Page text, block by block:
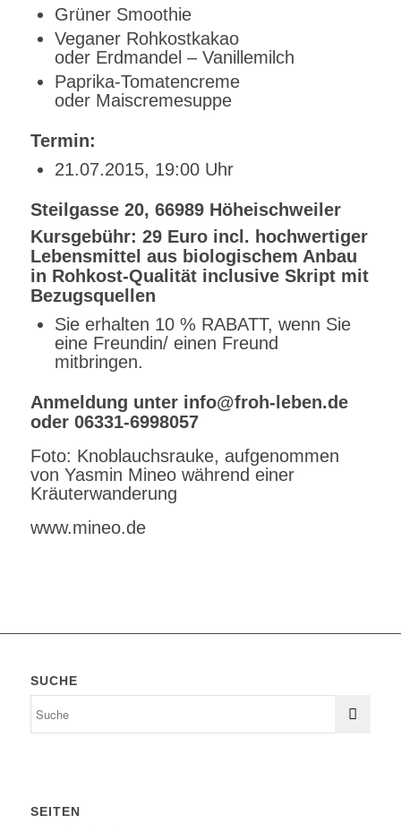
Grüner Smoothie
Veganer Rohkostkakao
oder Erdmandel – Vanillemilch
Paprika-Tomatencreme
oder Maiscremesuppe
Termin:
21.07.2015, 19:00 Uhr
Steilgasse 20, 66989 Höheischweiler
Kursgebühr: 29 Euro incl. hochwertiger
Lebensmittel aus biologischem Anbau
in Rohkost-Qualität inclusive Skript mit
Bezugsquellen
Sie erhalten 10 % RABATT, wenn Sie
eine Freundin/ einen Freund
mitbringen.
Anmeldung unter info@froh-leben.de
oder 06331-6998057
Foto: Knoblauchsrauke, aufgenommen
von Yasmin Mineo während einer
Kräuterwanderung
www.mineo.de
SUCHE
SEITEN